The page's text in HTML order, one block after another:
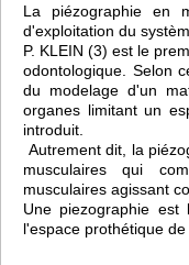
La piézographie en
d'exploitation du
P. KLEIN (3) est le
odontologique. Selon
du modelage d'un
organes limitant un
introduit.
Autrement dit, la
musculaires qui
musculaires agissant
Une piezographie
l'espace prothétique